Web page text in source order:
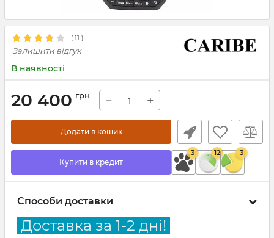
( 11 )
Залишити відгук
В наявності
20 400 грн − +
Додати в кошик
Купити в кредит
3 12 3
Способи доставки
Доставка за 1-2 дні!